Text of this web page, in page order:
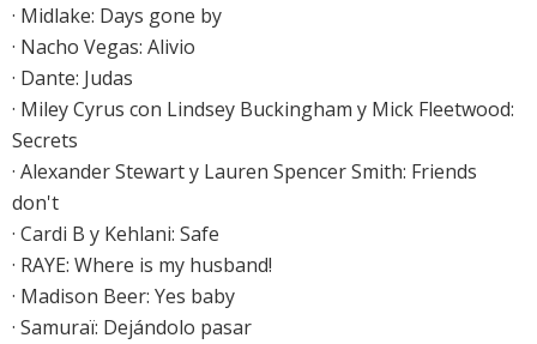
· Midlake: Days gone by
· Nacho Vegas: Alivio
· Dante: Judas
· Miley Cyrus con Lindsey Buckingham y Mick Fleetwood:
Secrets
· Alexander Stewart y Lauren Spencer Smith: Friends
don't
· Cardi B y Kehlani: Safe
· RAYE: Where is my husband!
· Madison Beer: Yes baby
· Samuraï: Dejándolo pasar